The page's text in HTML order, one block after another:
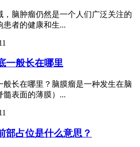
，脑肿瘤仍然是一个人们广泛关注的
患者的健康和生...
一般长在哪里
般长在哪里？脑膜瘤是一种发生在脑
髓表面的薄膜）...
部占位是什么意思？